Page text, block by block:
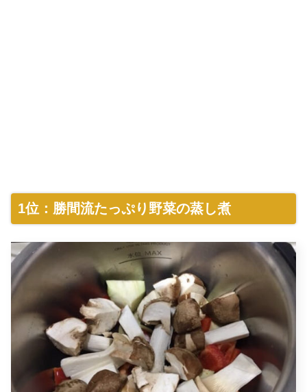
1位：勝間流たっぷり野菜の蒸し煮